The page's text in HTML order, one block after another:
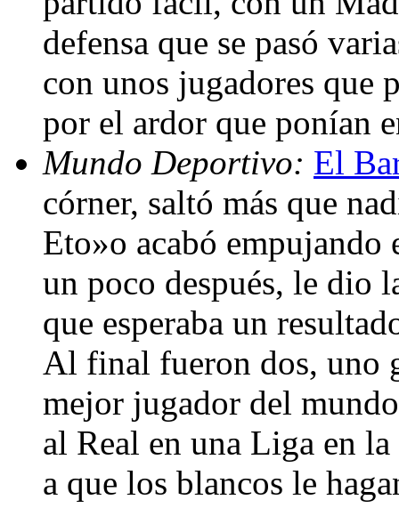
defensa que se pasó
con unos jugadores que
por el ardor que ponían
Mundo Deportivo: El
córner, saltó más que
Eto»o acabó empujando
un poco después, le dio
que esperaba un
Al final fueron dos, uno
mejor jugador del
al Real en una Liga en
a que los blancos le